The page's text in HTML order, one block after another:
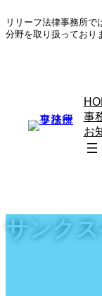
ン
テ
ビ
ゲ
リリーフ法律事務所
分野を取り扱っており
事
お
サンク